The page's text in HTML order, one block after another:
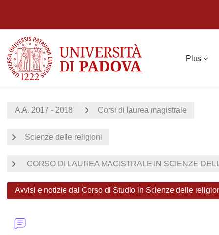
Plus
A.A. 2017 - 2018 Corsi di laurea magistrale
Scienze delle religioni
CORSO DI LAUREA MAGISTRALE IN SCIENZE
Avvisi e notizie dal Corso di Studio in Scienze delle